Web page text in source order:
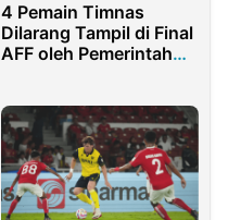
4 Pemain Timnas
Dilarang Tampil di Final
AFF oleh Pemerintah